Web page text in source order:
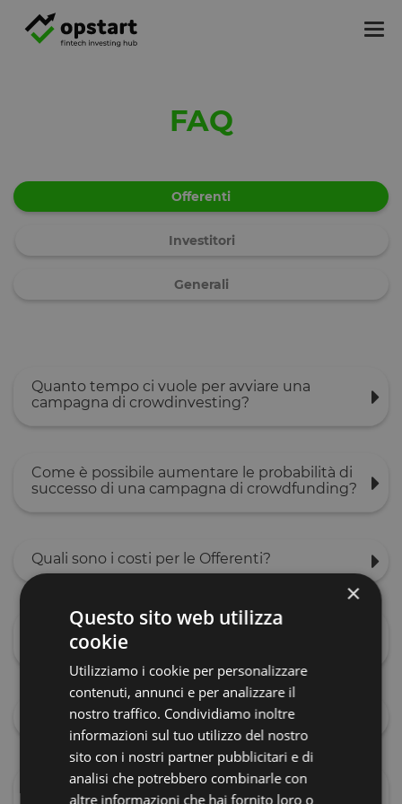
FAQ
Offerenti
Investitori
Generali
Quanto tempo ci vuole per avviare una
campagna di crowdinvesting?
Come è possibile aumentare le probabilità di
successo di una campagna di crowdfunding?
Quali sono i costi per le Offerenti?
Facendo ricorso al crowdfunding, avro'
ingerenze nell'amministrazione della società?
Quanto dura una campagna di crowdfunding?
Quali aziende possono raccogliere capitali
×
Questo sito web utilizza
cookie
Utilizziamo i cookie per personalizzare
contenuti, annunci e per analizzare il
nostro traffico. Condividiamo inoltre
informazioni sul tuo utilizzo del nostro
sito con i nostri partner pubblicitari e di
analisi che potrebbero combinarle con
altre informazioni che hai fornito loro o